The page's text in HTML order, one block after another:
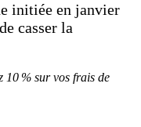
initiée en janvier
casser la
10 % sur vos frais de